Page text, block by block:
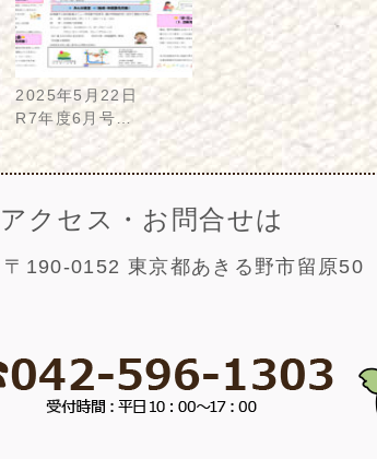
2025年5月22日
R7年度6月号…
アクセス・お問合せは
〒190-0152 東京都あきる野市留原50